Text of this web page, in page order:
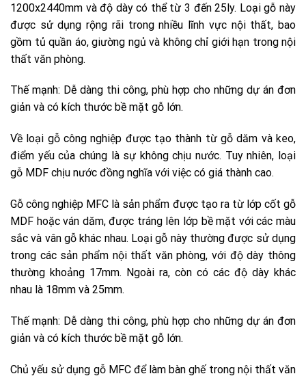
1200x2440mm và độ dày có thể từ 3 đến 25ly. Loại gỗ này
được sử dụng rộng rãi trong nhiều lĩnh vực nội thất, bao
gồm tủ quần áo, giường ngủ và không chỉ giới hạn trong nội
thất văn phòng.
Thế mạnh: Dễ dàng thi công, phù hợp cho những dự án đơn
giản và có kích thước bề mặt gỗ lớn.
Về loại gỗ công nghiệp được tạo thành từ gỗ dăm và keo,
điểm yếu của chúng là sự không chịu nước. Tuy nhiên, loại
gỗ MDF chịu nước đồng nghĩa với việc có giá thành cao.
Gỗ công nghiệp MFC là sản phẩm được tạo ra từ lớp cốt gỗ
MDF hoặc ván dăm, được tráng lên lớp bề mặt với các màu
sắc và vân gỗ khác nhau. Loại gỗ này thường được sử dụng
trong các sản phẩm nội thất văn phòng, với độ dày thông
thường khoảng 17mm. Ngoài ra, còn có các độ dày khác
nhau là 18mm và 25mm.
Thế mạnh: Dễ dàng thi công, phù hợp cho những dự án đơn
giản và có kích thước bề mặt gỗ lớn.
Chủ yếu sử dụng gỗ MFC để làm bàn ghế trong nội thất văn